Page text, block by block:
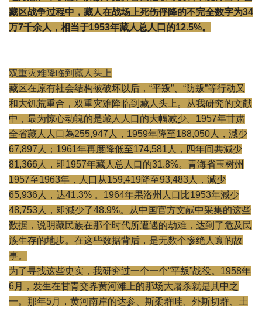
藏区战争过程中，藏人在战场上死伤俘降的不完全数字为34
万7千余人，相当于1953年藏人总人口的12.5%。
双重灾难降临到藏人头上
藏区在原有社会结构被破坏以后，“平叛”、“防叛”等行动又
和大饥荒重合，双重灾难降临到藏人头上。
从我研究的文献
中，最为惊心动魄的是藏人人口的大幅减少。 1957年甘肃
全省藏人人口為255,947人， 1959年降至188,050人，減少
67,897人； 1961年再度降低至174,581人，四年间共減少
81,366人，即1957年藏人总人口的31.8%。 青海省玉树州
1957至1963年，人口从159,419降至93,483人，減少
65,936人，达41.3% 。1964年果洛州人口比1953年減少
48,753人， 即減少了48.9%。从中国官方文献中采集的这些
数据， 说明藏民族在那个时代所遭遇的劫难，达到了危及民
族生存的地步。 在这些数据背后，是无数个惨绝人寰的故
事。
为了寻找这些史实，我研究过一个一个“平叛”战役。 1958年
6月， 发生在甘青交界黄河滩上的那场大屠杀就是其中之
一。那年5月， 黄河南岸的达参、斯柔群哇、外斯切群、土